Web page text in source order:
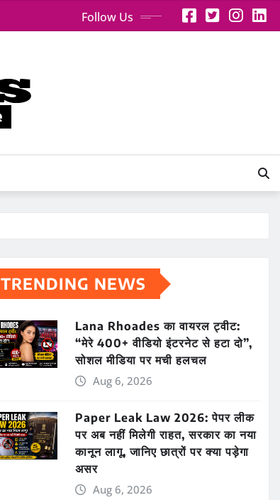
Follow Us
TRENDING NEWS
Lana Rhoades का वायरल ट्वीट:
“मेरे 400+ वीडियो इंटरनेट से हटा दो”,
सोशल मीडिया पर मची हलचल
Aug 6, 2026
Paper Leak Law 2026: पेपर लीक
पर अब नहीं मिलेगी राहत, सरकार का नया
कानून लागू, जानिए छात्रों पर क्या पड़ेगा
असर
Aug 6, 2026